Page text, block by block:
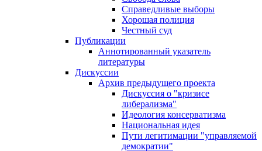
Справедливые выборы
Хорошая полиция
Честный суд
Публикации
Аннотированный указатель
литературы
Дискуссии
Архив предыдущего проекта
Дискуссия о "кризисе
либерализма"
Идеология консерватизма
Национальная идея
Пути легитимации "управляемой
демократии"